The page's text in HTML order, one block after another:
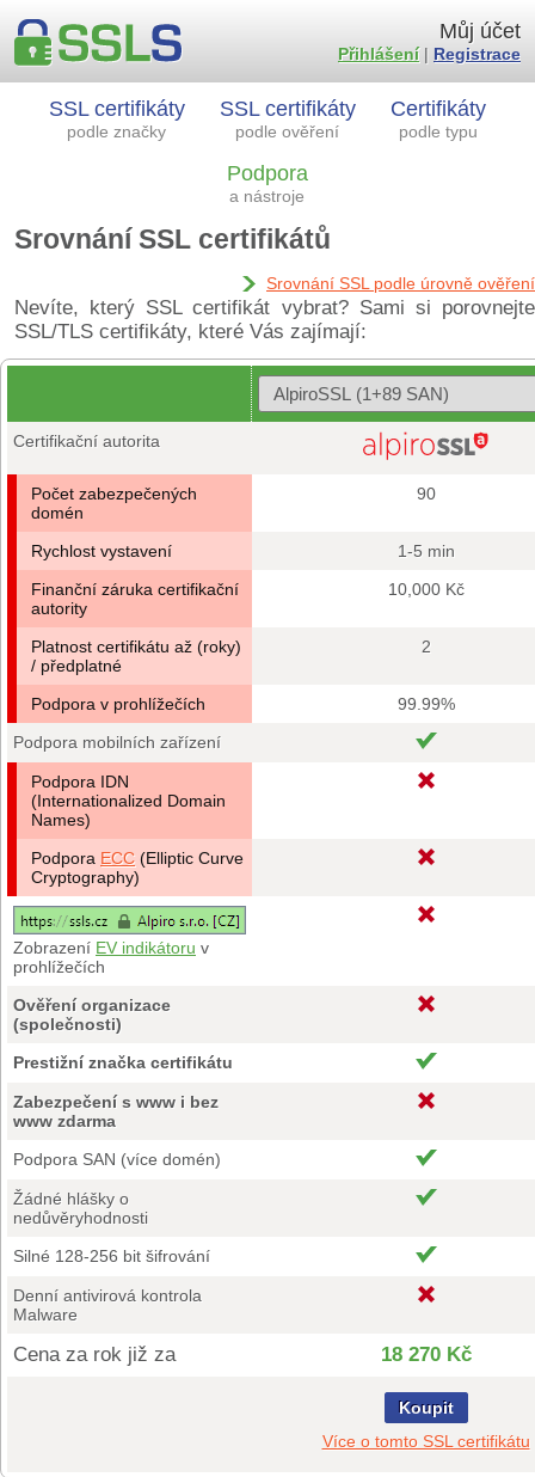
SSL certifikáty
podle značky
SSL certifikáty
podle ověření
Certifikáty
podle typu
Podpora
a nástroje
Můj účet
Přihlášení| Registrace
Srovnání SSL certifikátů
Srovnání SSL podle úrovně ověření
Nevíte, který SSL certifikát vybrat? Sami si porovnejte
SSL/TLS certifikáty, které Vás zajímají:
Certifikační autorita
Počet zabezpečených
domén
90
Rychlost vystavení
1-5 min
Finanční záruka certifikační
autority
10,000 Kč
Platnost certifikátu až (roky)
/ předplatné
2
Podpora v prohlížečích
99.99%
Podpora mobilních zařízení
Podpora IDN
(Internationalized Domain
Names)
Podpora ECC (Elliptic Curve
Cryptography)
Zobrazení EV indikátoru v
prohlížečích
Ověření organizace
(společnosti)
Prestižní značka certifikátu
Zabezpečení s www i bez
www zdarma
Podpora SAN (více domén)
Žádné hlášky o
nedůvěryhodnosti
Silné 128-256 bit šifrování
Denní antivirová kontrola
Malware
Cena za rok již za 18 270 Kč
Koupit
Více o tomto SSL certifikátu